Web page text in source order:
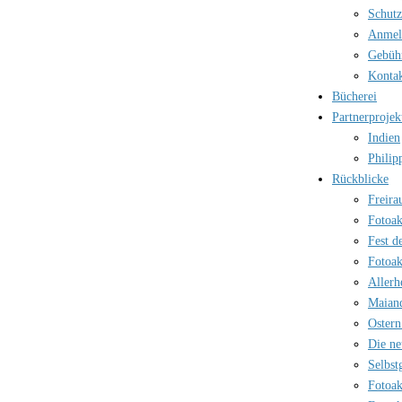
Bücherei
Indien
Rückblicke
Fest
Die